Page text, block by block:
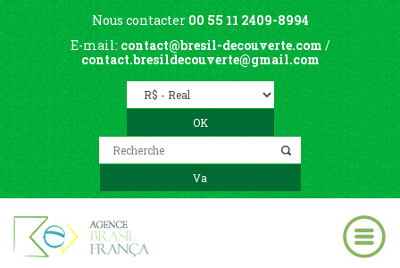
Nous contacter 00 55 11 2409-8994
E-mail: contact@bresil-decouverte.com /
contact.bresildecouverte@gmail.com